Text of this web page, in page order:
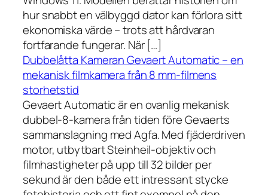
hur snabbt en välbyggd dator kan förlora sitt
ekonomiska värde – trots att hårdvaran
fortfarande fungerar. När […]
Dubbelåtta Kameran Gevaert Automatic – en
mekanisk filmkamera från 8 mm-filmens
storhetstid
Gevaert Automatic är en ovanlig mekanisk
dubbel-8-kamera från tiden före Gevaerts
sammanslagning med Agfa. Med fjäderdriven
motor, utbytbart Steinheil-objektiv och
filmhastigheter på upp till 32 bilder per
sekund är den både ett intressant stycke